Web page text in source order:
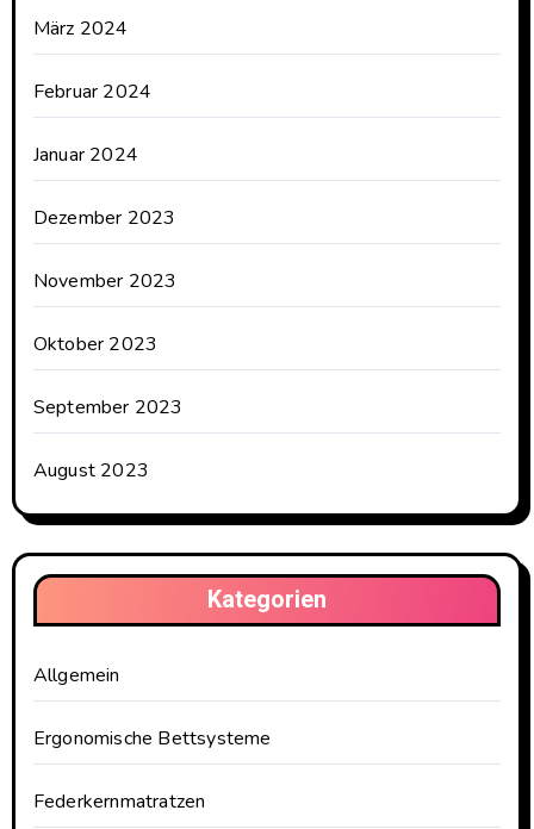
März 2024
Februar 2024
Januar 2024
Dezember 2023
November 2023
Oktober 2023
September 2023
August 2023
Kategorien
Allgemein
Ergonomische Bettsysteme
Federkernmatratzen